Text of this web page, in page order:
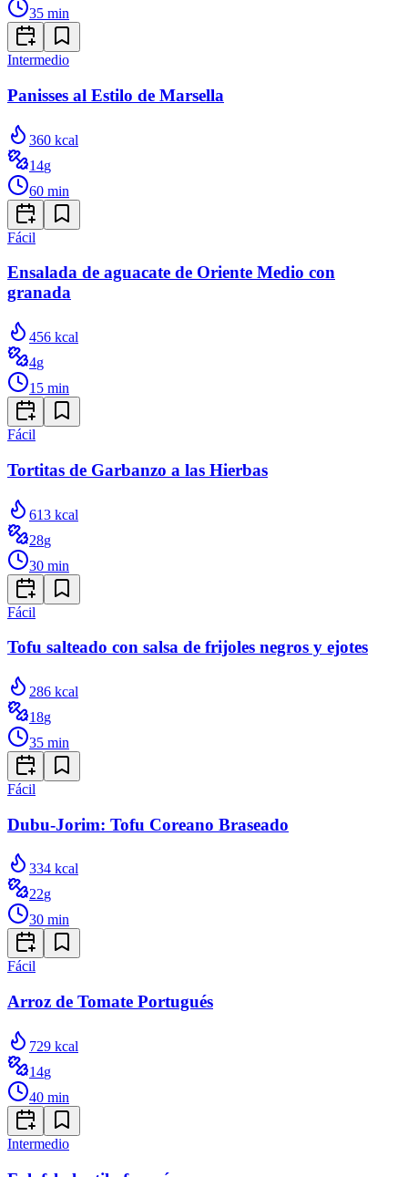
35 min
Intermedio
Panisses al Estilo de Marsella
360 kcal
14g
60 min
Fácil
Ensalada de aguacate de Oriente Medio con
granada
456 kcal
4g
15 min
Fácil
Tortitas de Garbanzo a las Hierbas
613 kcal
28g
30 min
Fácil
Tofu salteado con salsa de frijoles negros y ejotes
286 kcal
18g
35 min
Fácil
Dubu-Jorim: Tofu Coreano Braseado
334 kcal
22g
30 min
Fácil
Arroz de Tomate Portugués
729 kcal
14g
40 min
Intermedio